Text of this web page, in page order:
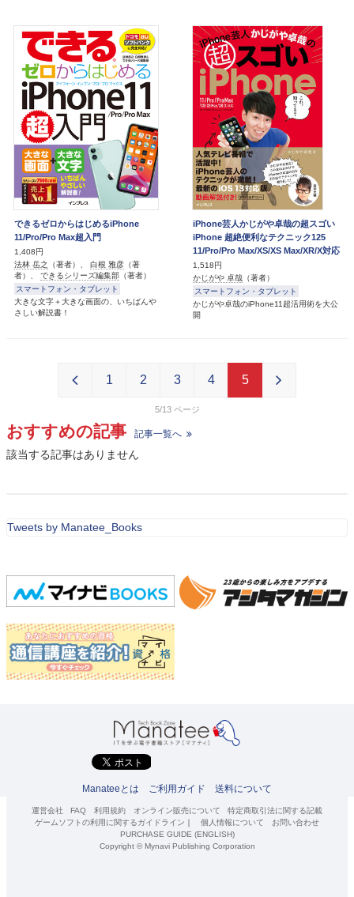
できるゼロからはじめるiPhone
11/Pro/Pro Max超入門
1,408円
法林 岳之 （著者）、 白根 雅彦 （著
者）、 できるシリーズ編集部 （著者）
スマートフォン・タブレット
大きな文字＋大きな画面の、いちばんや
さしい解説書！
iPhone芸人かじがや卓哉の超スゴい
iPhone 超絶便利なテクニック125
11/Pro/Pro Max/XS/XS Max/XR/X対応
1,518円
かじがや 卓哉 （著者）
スマートフォン・タブレット
かじがや卓哉のiPhone11超活用術を大公
開
5/13
1 2 3 4 5
おすすめの記事 記事一覧へ
該当する記事はありません
Tweets by Manatee_Books
Manateeとは ご利用ガイド 送料について
運営会社 FAQ 利用規約 オンライン販売について
特定商取引法に関する記載
ゲームソフトの利用に関するガイドライン
個人情報について
お問い合わせ
PURCHASE GUIDE (ENGLISH)
Copyright © Mynavi Publishing Corporation